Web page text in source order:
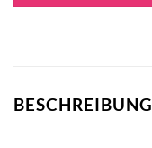
BESCHREIBUNG